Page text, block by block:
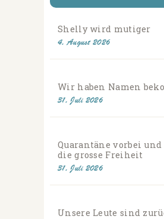
Shelly wird mutiger
4. August 2026
Wir haben Namen
31. Juli 2026
Quarantäne vorbei
die grosse Freiheit
31. Juli 2026
Unsere Leute sind